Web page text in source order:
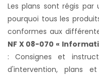
Les plans sont régis
pourquoi tous les
conformes aux
NF X 08-070 «
: Consignes et
d'intervention, plans